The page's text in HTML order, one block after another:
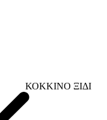
ΚΟΚΚΙΝΟ ΞΙΔΙ